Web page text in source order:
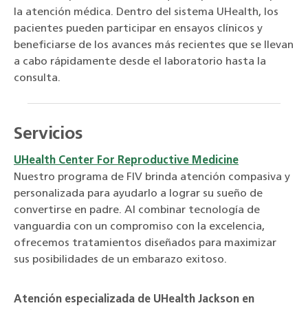
la atención médica. Dentro del sistema UHealth, los
pacientes pueden participar en ensayos clínicos y
beneficiarse de los avances más recientes que se llevan
a cabo rápidamente desde el laboratorio hasta la
consulta.
Servicios
UHealth Center For Reproductive Medicine
Nuestro programa de FIV brinda atención compasiva y
personalizada para ayudarlo a lograr su sueño de
convertirse en padre. Al combinar tecnología de
vanguardia con un compromiso con la excelencia,
ofrecemos tratamientos diseñados para maximizar
sus posibilidades de un embarazo exitoso.
Atención especializada de UHealth Jackson en